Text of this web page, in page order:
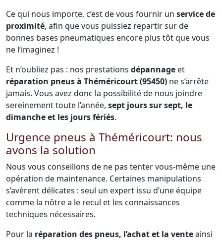
Ce qui nous importe, c’est de vous fournir un service de
proximité, afin que vous puissiez repartir sur de
bonnes bases pneumatiques encore plus tôt que vous
ne l’imaginez !
Et n’oubliez pas : nos prestations dépannage et
réparation pneus à Théméricourt (95450) ne s’arrête
jamais. Vous avez donc la possibilité de nous joindre
sereinement toute l’année, sept jours sur sept, le
dimanche et les jours fériés.
Urgence pneus à Théméricourt: nous
avons la solution
Nous vous conseillons de ne pas tenter vous-même une
opération de maintenance. Certaines manipulations
s’avèrent délicates : seul un expert issu d’une équipe
comme la nôtre a le recul et les connaissances
techniques nécessaires.
Pour la réparation des pneus, l’achat et la venteainsi